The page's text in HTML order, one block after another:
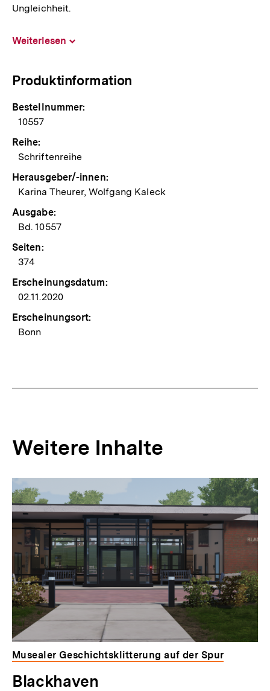
Ungleichheit.
Weiterlesen
Produktinformation
Bestellnummer:
10557
Reihe:
Schriftenreihe
Herausgeber/-innen:
Karina Theurer, Wolfgang Kaleck
Ausgabe:
Bd. 10557
Seiten:
374
Erscheinungsdatum:
02.11.2020
Erscheinungsort:
Bonn
Weitere Inhalte
für
weitere
Inhalte
überspringen
Musealer Geschichtsklitterung auf der Spur
Blackhaven